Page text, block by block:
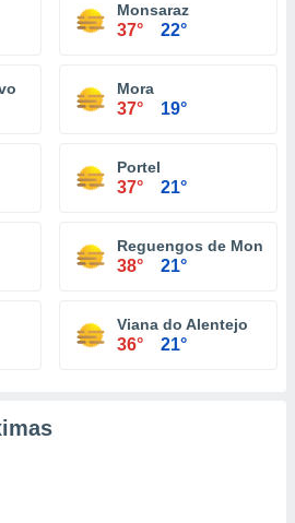
Monsaraz
37° 22°
Mora
37° 19°
Portel
37° 21°
Reguengos de
38° 21°
Viana do Alentejo
36° 21°